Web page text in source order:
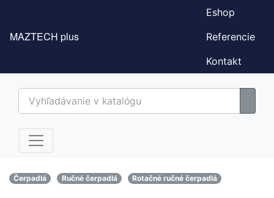
MAZTECH plus
Eshop
Referencie
Kontakt
Čerpadlá Ručné čerpadlá Rotačné ručné čerpadlá